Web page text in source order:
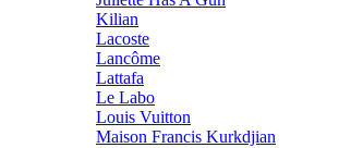
Kilian
Lacoste
Lancôme
Lattafa
Le Labo
Louis Vuitton
Maison Francis Kurkdjian